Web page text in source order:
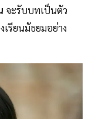
จะรับบทเป็นตัว
เรียนมัธยมอย่าง